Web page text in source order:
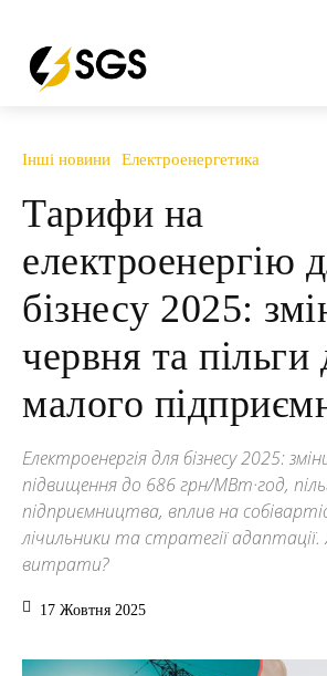
Інші новини Електроенергетика
Тарифи на
електроенергію
бізнесу 2025:
червня та пільги
малого
Електроенергія для бізнесу 2025:
підвищення до 686 грн/МВт·год,
підприємництва, вплив на
лічильники та стратегії
витрати?
17 Жовтня 2025